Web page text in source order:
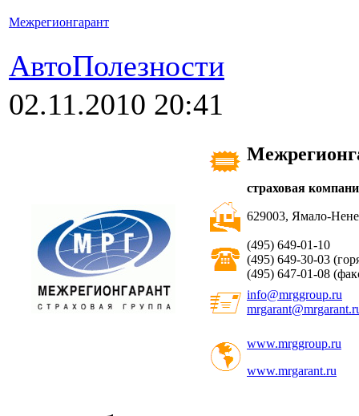
Межрегионгарант
АвтоПолезности
02.11.2010 20:41
страховая
629003, Ямало-
(495) 649-01-10
(495) 649-30-03
(495) 647-01-08
info@mrggroup.ru
www.mrggroup.ru
www.mrgarant.ru